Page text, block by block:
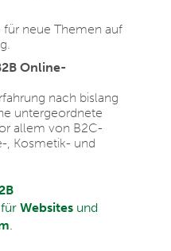
neue Themen auf
Online-
nach bislang
untergeordnete
allem von B2C-
, Kosmetik- und
für Websites und
.